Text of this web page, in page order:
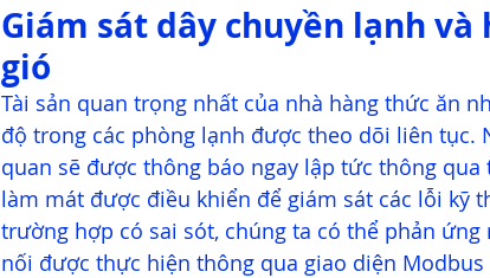
Giám sát dây chuyền lạnh
gió
Tài sản quan trọng nhất của nhà hàng thức ăn
độ trong các phòng lạnh được theo dõi liên tục.
quan sẽ được thông báo ngay lập tức thông
làm mát được điều khiển để giám sát các lỗi kỹ
trường hợp có sai sót, chúng ta có thể phản
nối được thực hiện thông qua giao diện